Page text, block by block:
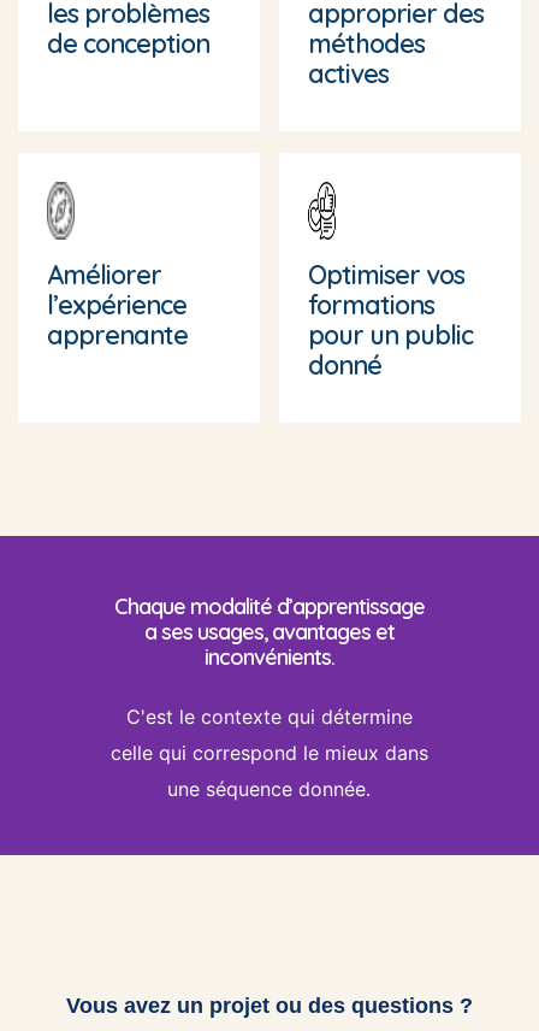
les problèmes
de conception
approprier des
méthodes
actives
Améliorer
l’expérience
apprenante
Optimiser vos
formations
pour un public
donné
Chaque modalité d’apprentissage
a ses usages, avantages et
inconvénients.
C'est le contexte qui détermine
celle qui correspond le mieux dans
une séquence donnée.
Vous avez un projet ou des questions ?